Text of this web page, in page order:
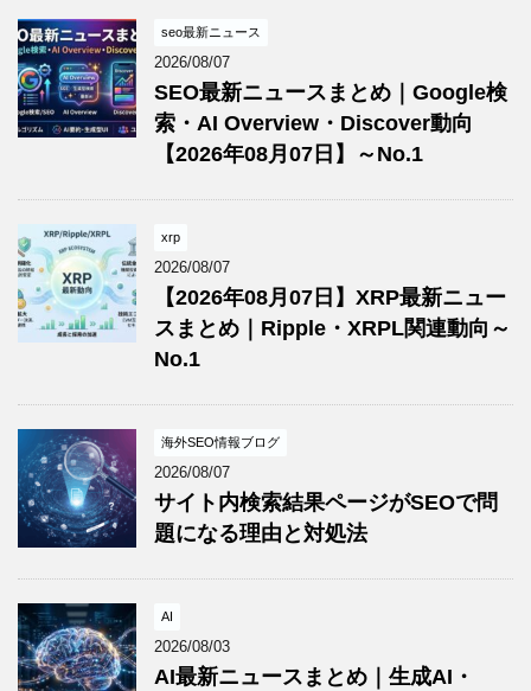
seo最新ニュース
2026/08/07
SEO最新ニュースまとめ｜Google検
索・AI Overview・Discover動向
【2026年08月07日】～No.1
xrp
2026/08/07
【2026年08月07日】XRP最新ニュー
スまとめ｜Ripple・XRPL関連動向～
No.1
海外SEO情報ブログ
2026/08/07
サイト内検索結果ページがSEOで問
題になる理由と対処法
AI
2026/08/03
AI最新ニュースまとめ｜生成AI・